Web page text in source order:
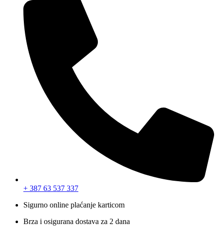
+ 387 63 537 337
Sigurno online plaćanje karticom
Brza i osigurana dostava za 2 dana